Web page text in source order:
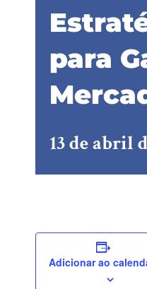
para
13 de abril
Adicionar ao